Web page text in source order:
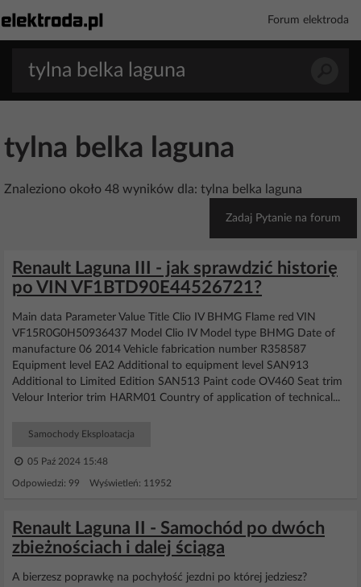
Forum elektroda
tylna belka laguna
Znaleziono około 48 wyników dla: tylna belka laguna
Zadaj Pytanie na forum
Renault Laguna III - jak sprawdzić historię
po VIN VF1BTD90E44526721?
Main data Parameter Value Title Clio IV BHMG Flame red VIN
VF15R0G0H50936437 Model Clio IV Model type BHMG Date of
manufacture 06 2014 Vehicle fabrication number R358587
Equipment level EA2 Additional to equipment level SAN913
Additional to Limited Edition SAN513 Paint code OV460 Seat trim
Velour Interior trim HARM01 Country of application of technical...
Samochody Eksploatacja
05 Paź 2024 15:48
Odpowiedzi: 99 Wyświetleń: 11952
Renault Laguna II - Samochód po dwóch
zbieżnościach i dalej ściąga
A bierzesz poprawkę na pochyłość jezdni po której jedziesz?